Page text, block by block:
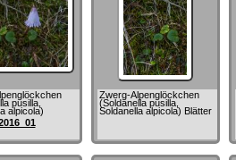
pusilla,
alpicola)
Zwerg-Alpenglöckchen
(Soldanella pusilla,
Soldanella alpicola) Blätter